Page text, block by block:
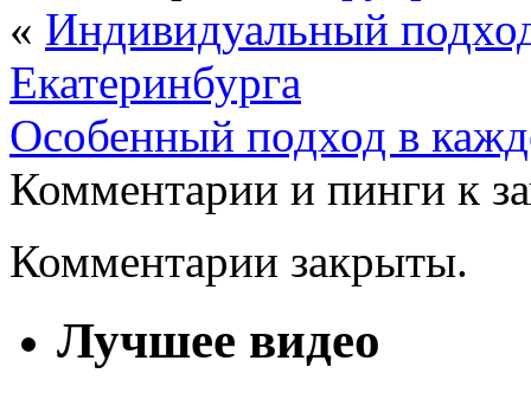
« Индивидуальный
Екатеринбурга
Особенный подход в
Комментарии и пинги к
Комментарии закрыты.
Лучшее видео